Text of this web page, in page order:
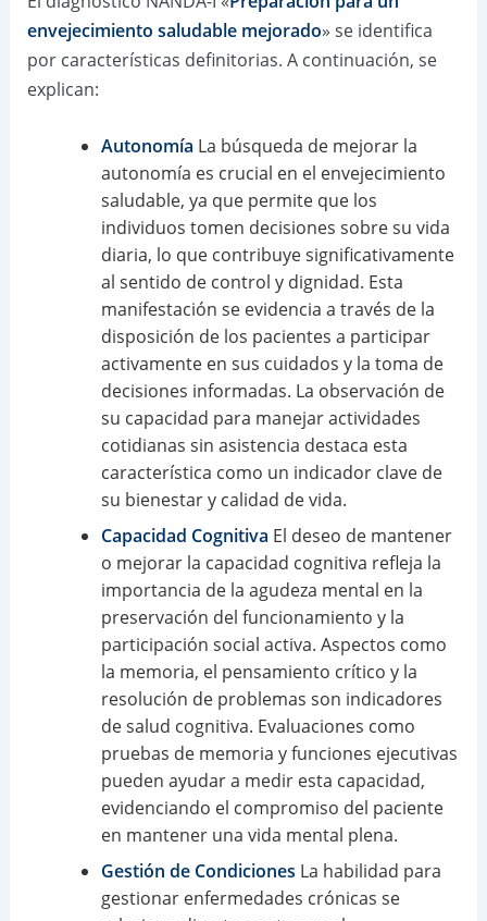
envejecimiento saludable mejorado» se identifica
por características definitorias. A continuación, se
explican:
Autonomía La búsqueda de mejorar la
autonomía es crucial en el envejecimiento
saludable, ya que permite que los
individuos tomen decisiones sobre su vida
diaria, lo que contribuye significativamente
al sentido de control y dignidad. Esta
manifestación se evidencia a través de la
disposición de los pacientes a participar
activamente en sus cuidados y la toma de
decisiones informadas. La observación de
su capacidad para manejar actividades
cotidianas sin asistencia destaca esta
característica como un indicador clave de
su bienestar y calidad de vida.
Capacidad Cognitiva El deseo de mantener
o mejorar la capacidad cognitiva refleja la
importancia de la agudeza mental en la
preservación del funcionamiento y la
participación social activa. Aspectos como
la memoria, el pensamiento crítico y la
resolución de problemas son indicadores
de salud cognitiva. Evaluaciones como
pruebas de memoria y funciones ejecutivas
pueden ayudar a medir esta capacidad,
evidenciando el compromiso del paciente
en mantener una vida mental plena.
Gestión de Condiciones La habilidad para
gestionar enfermedades crónicas se